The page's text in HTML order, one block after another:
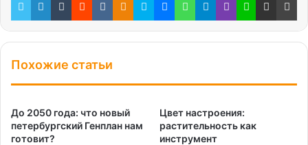
Похожие статьи
До 2050 года: что новый
петербургский Генплан нам
готовит?
Цвет настроения:
растительность как
инструмент